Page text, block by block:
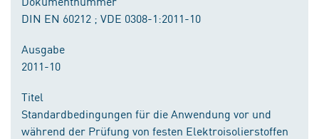
DIN EN 60212 ; VDE 0308-1:2011-10
Ausgabe
2011-10
Titel
Standardbedingungen für die Anwendung vor und
während der Prüfung von festen Elektroisolierstoffen